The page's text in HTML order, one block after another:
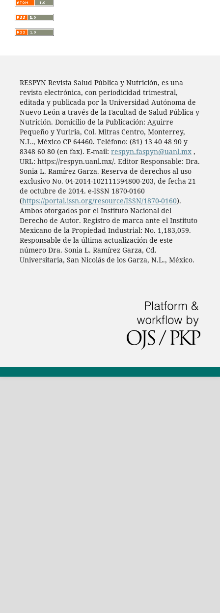
RESPYN Revista Salud Pública y Nutrición, es una
revista electrónica, con periodicidad trimestral,
editada y publicada por la Universidad Autónoma de
Nuevo León a través de la Facultad de Salud Pública y
Nutrición. Domicilio de la Publicación: Aguirre
Pequeño y Yuriria, Col. Mitras Centro, Monterrey,
N.L., México CP 64460. Teléfono: (81) 13 40 48 90 y
8348 60 80 (en fax). E-mail: respyn.faspyn@uanl.mx,
URL: https://respyn.uanl.mx/. Editor Responsable: Dra.
Sonia L. Ramírez Garza. Reserva de derechos al uso
exclusivo No. 04-2014-102111594800-203, de fecha 21
de octubre de 2014. e-ISSN 1870-0160
(https://portal.issn.org/resource/ISSN/1870-0160).
Ambos otorgados por el Instituto Nacional del
Derecho de Autor. Registro de marca ante el Instituto
Mexicano de la Propiedad Industrial: No. 1,183,059.
Responsable de la última actualización de este
número Dra. Sonia L. Ramírez Garza, Cd.
Universitaria, San Nicolás de los Garza, N.L., México.